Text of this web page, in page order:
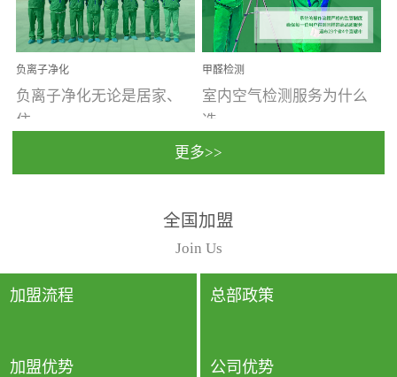
通风缓慢的空间最易滋生
大量霉菌的...
配件、皮具、装饰多，这
些都是汽...
负离子净化
负离子净化无论是居家、
住...
动，人类长时间停留的室
内空间都有整体消毒的需
要。因为空间内人流携带
的、空气...
甲醛检测
室内空气检测服务为什么
选...
行国家规定的标准检测方
法，空气采样量准确，检
测结果可靠，远胜于其他
检测...
更多>>
全国加盟
Join Us
加盟流程 总部政策
加盟优势 公司优势